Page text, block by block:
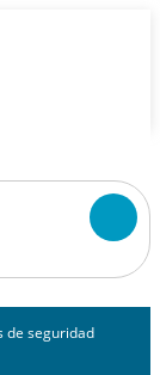
de seguridad